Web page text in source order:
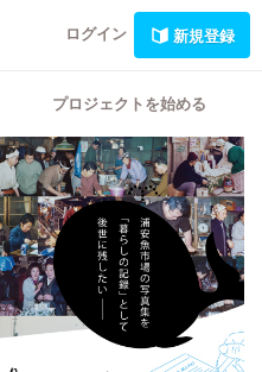
ログイン 新規登録
プロジェクトを始める